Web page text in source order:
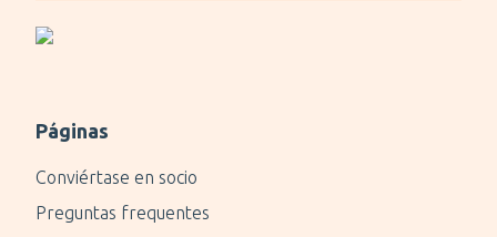
Páginas
Conviértase en socio
Preguntas frequentes